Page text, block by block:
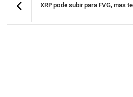
XRP pode subir para FVG, mas